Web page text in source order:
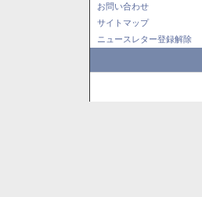
お問い合わせ
サイトマップ
ニュースレター登録解除